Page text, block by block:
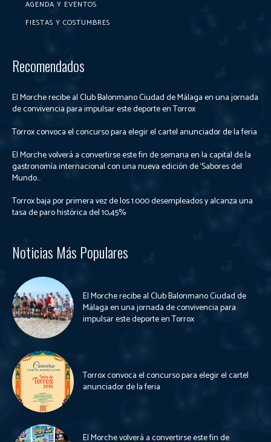
AGENDA Y EVENTOS
FIESTAS Y COSTUMBRES
Recomendados
El Morche recibe al Club Balonmano Ciudad de Málaga en una jornada
de convivencia para impulsar este deporte en Torrox
Torrox convoca el concurso para elegir el cartel anunciador de la feria
El Morche volverá a convertirse este fin de semana en la capital de la
gastronomía internacional con una nueva edición de ‘Sabores del
Mundo...
Torrox baja por primera vez de los 1.000 desempleados y alcanza una
tasa de paro histórica del 10,45%
Noticias Más Populares
El Morche recibe al Club Balonmano Ciudad de
Málaga en una jornada de convivencia para
impulsar este deporte en Torrox
Torrox convoca el concurso para elegir el cartel
anunciador de la feria
El Morche volverá a convertirse este fin de